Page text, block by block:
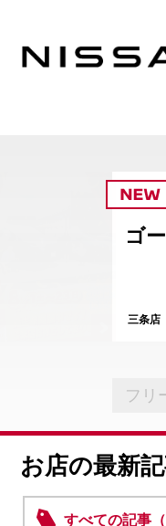
ゴ
三条店
お店の最新
すべての記事（